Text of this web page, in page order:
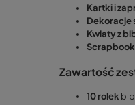
Kartki i
Dekoracje
Kwiaty z
Zawartość
10 rolek